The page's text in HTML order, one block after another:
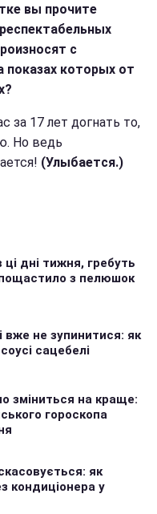
вы прочите
с
показах которых от
за 17 лет догнать то,
Но ведь
(Улыбается.)
дні тижня, гребуть
з пелюшок
вже не зупинитися: як
сацебелі
зміниться на краще:
гороскопа
як
кондиціонера у